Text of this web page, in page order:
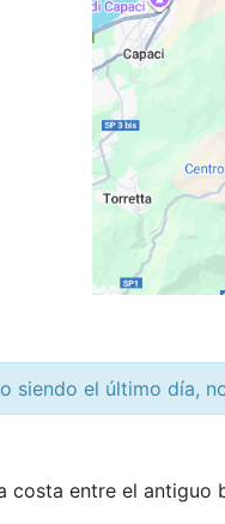
siendo el último día,
entre el